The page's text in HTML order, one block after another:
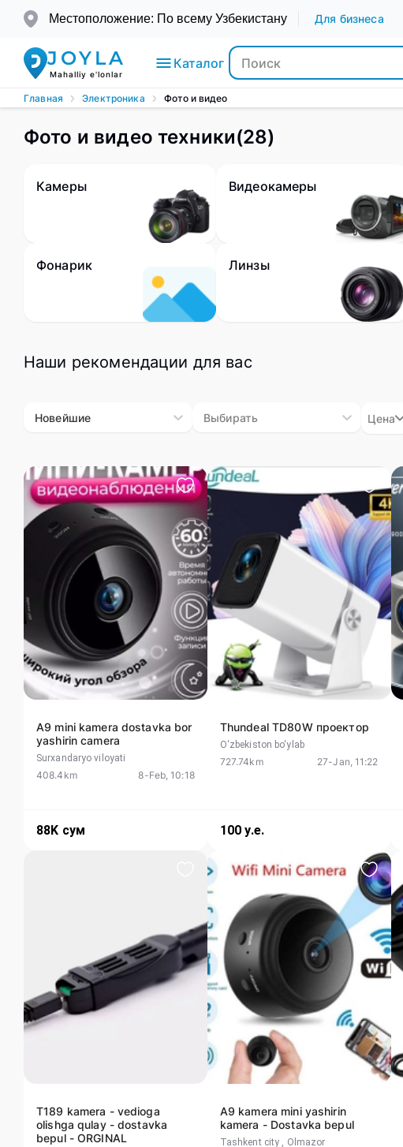
Местоположение: По всему Узбекистану Для бизнеса
JOYLA
Mahalliy e'lonlar
Каталог
Электроника
Транспорт
Недвижимость
Мебель
Сервисы
Животные
Главная Электроника Фото и видео
Фото и видео техники(28)
Камеры Видеокамеры
Фонарик Линзы
Наши рекомендации для вас
Новейшие Выбирать Цена
A9 mini kamera dostavka bor
yashirin camera
Surxandaryo viloyati
408.4km 8-Feb, 10:18
88K сум
Thundeal TD80W проектор
O‘zbekiston bo‘ylab
727.74km 27-Jan, 11:22
100 у.е.
T189 kamera - vedioga
olishga qulay - dostavka
bepul - ORGINAL
A9 kamera mini yashirin
kamera - Dostavka bepul
Tashkent city , Olmazor